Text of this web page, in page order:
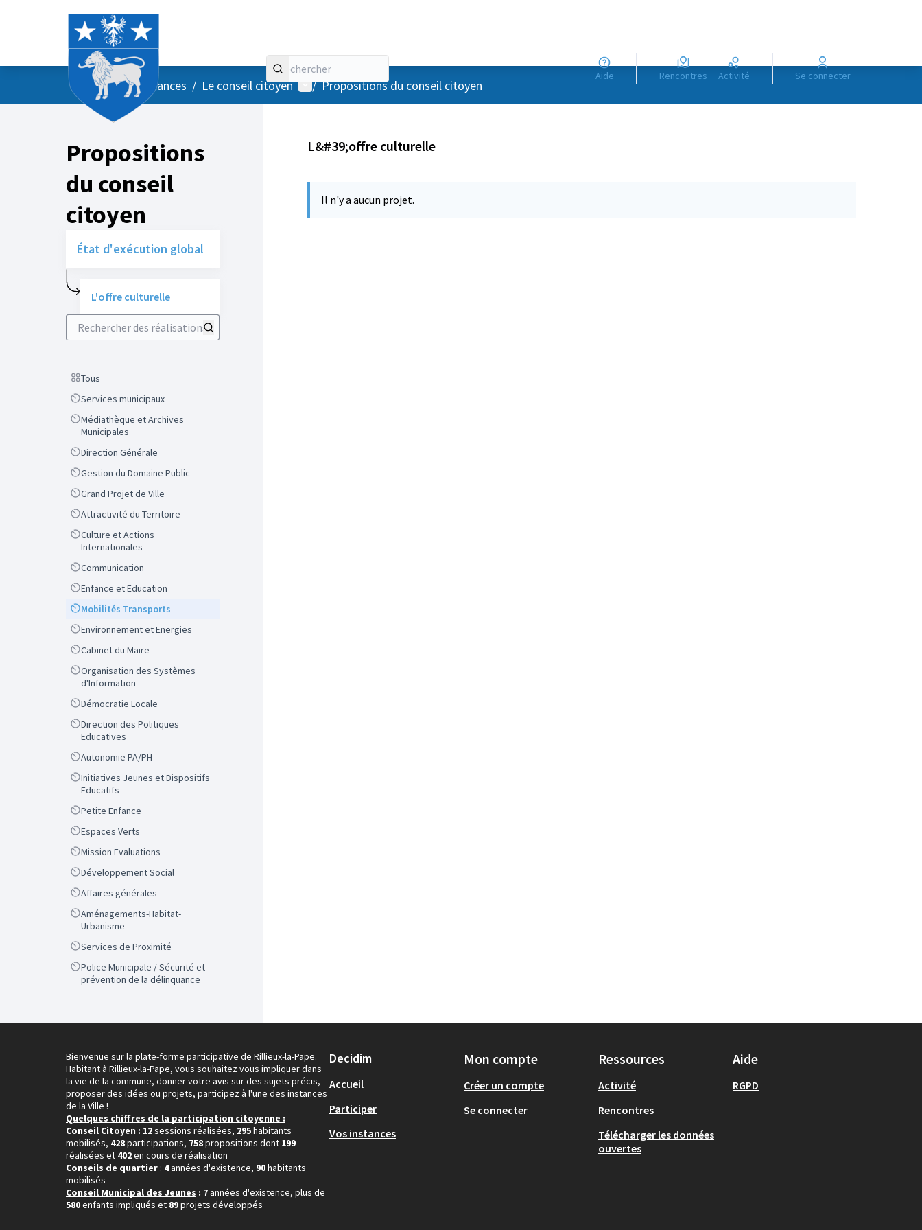
Aide Rencontres Activité Se connecter
AccueilMenu principal
/ Vos instances / Le conseil citoyen Menu utilisateur
/ Propositions du conseil citoyen
Propositions
du conseil
citoyen
État d'exécution global
L'offre culturelle
Rechercher des réalisations
Scope
Tous
ScopeServices municipaux
Scope
Médiathèque et Archives
Municipales
ScopeDirection Générale
ScopeGestion du Domaine Public
ScopeGrand Projet de Ville
ScopeAttractivité du Territoire
Scope
Culture et Actions
Internationales
ScopeCommunication
ScopeEnfance et Education
ScopeMobilités Transports
ScopeEnvironnement et Energies
ScopeCabinet du Maire
Scope
Organisation des Systèmes
d'Information
ScopeDémocratie Locale
Scope
Direction des Politiques
Educatives
ScopeAutonomie PA/PH
Scope
Initiatives Jeunes et Dispositifs
Educatifs
ScopePetite Enfance
ScopeEspaces Verts
ScopeMission Evaluations
ScopeDéveloppement Social
ScopeAffaires générales
Scope
Aménagements-Habitat-
Urbanisme
ScopeServices de Proximité
Scope
Police Municipale / Sécurité et
prévention de la délinquance
L&#39;offre culturelle
Il n'y a aucun projet.
Bienvenue sur la plate-forme participative de Rillieux-la-Pape.
Habitant à Rillieux-la-Pape, vous souhaitez vous impliquer dans
la vie de la commune, donner votre avis sur des sujets précis,
proposer des idées ou projets, participez à l'une des instances
de la Ville !
Quelques chiffres de la participation citoyenne :
Conseil Citoyen : 12sessions réalisées, 295habitants
mobilisés, 428participations, 758propositions dont 199
réalisées et 402en cours de réalisation
Conseils de quartier : 4années d'existence, 90habitants
mobilisés
Conseil Municipal des Jeunes : 7années d'existence, plus de
580enfants impliqués et 89projets développés
Decidim
Accueil
Participer
Vos instances
Mon compte
Créer un compte
Se connecter
Ressources
Activité
Rencontres
Télécharger les données
ouvertes
Aide
RGPD